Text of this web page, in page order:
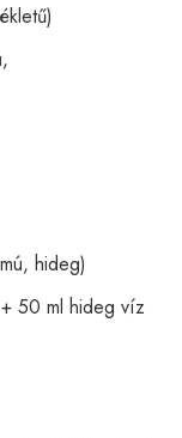
hideg)
50 ml hideg víz